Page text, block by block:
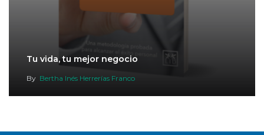
Tu vida, tu mejor negocio
By Bertha Inés Herrerías Franco